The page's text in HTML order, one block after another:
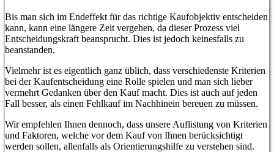
Bis man sich im Endeffekt für das richtige Kaufobjektiv entscheiden
kann, kann eine längere Zeit vergehen, da dieser Prozess viel
Entscheidungskraft beansprucht. Dies ist jedoch keinesfalls zu
beanstanden.
Vielmehr ist es eigentlich ganz üblich, dass verschiedenste Kriterien
bei der Kaufentscheidung eine Rolle spielen und man sich lieber
vermehrt Gedanken über den Kauf macht. Dies ist auch auf jeden
Fall besser, als einen Fehlkauf im Nachhinein bereuen zu müssen.
Wir empfehlen Ihnen dennoch, dass unsere Auflistung von Kriterien
und Faktoren, welche vor dem Kauf von Ihnen berücksichtigt
werden sollen, allenfalls als Orientierungshilfe zu verstehen sind.